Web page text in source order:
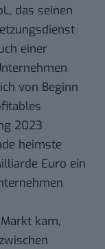
das seinen
einer
von Beginn
2023
heimste
Euro ein
kam,